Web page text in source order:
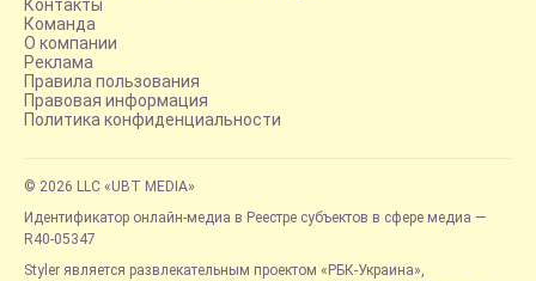
Контакты
Команда
О компании
Реклама
Правила пользования
Правовая информация
Политика конфиденциальности
© 2026 LLC «UBT MEDIA»
Идентификатор онлайн-медиа в Реестре субъектов в сфере медиа —
R40-05347
Styler является развлекательным проектом «РБК-Украина»,